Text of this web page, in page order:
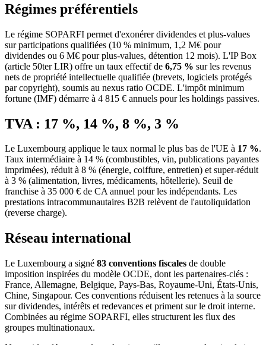
Régimes préférentiels
Le régime SOPARFI permet d'exonérer dividendes et plus-values
sur participations qualifiées (10 % minimum, 1,2 M€ pour
dividendes ou 6 M€ pour plus-values, détention 12 mois). L'IP Box
(article 50ter LIR) offre un taux effectif de 6,75 % sur les revenus
nets de propriété intellectuelle qualifiée (brevets, logiciels protégés
par copyright), soumis au nexus ratio OCDE. L'impôt minimum
fortune (IMF) démarre à 4 815 € annuels pour les holdings passives.
TVA : 17 %, 14 %, 8 %, 3 %
Le Luxembourg applique le taux normal le plus bas de l'UE à 17 %.
Taux intermédiaire à 14 % (combustibles, vin, publications payantes
imprimées), réduit à 8 % (énergie, coiffure, entretien) et super-réduit
à 3 % (alimentation, livres, médicaments, hôtellerie). Seuil de
franchise à 35 000 € de CA annuel pour les indépendants. Les
prestations intracommunautaires B2B relèvent de l'autoliquidation
(reverse charge).
Réseau international
Le Luxembourg a signé 83 conventions fiscales de double
imposition inspirées du modèle OCDE, dont les partenaires-clés :
France, Allemagne, Belgique, Pays-Bas, Royaume-Uni, États-Unis,
Chine, Singapour. Ces conventions réduisent les retenues à la source
sur dividendes, intérêts et redevances et priment sur le droit interne.
Combinées au régime SOPARFI, elles structurent les flux des
groupes multinationaux.